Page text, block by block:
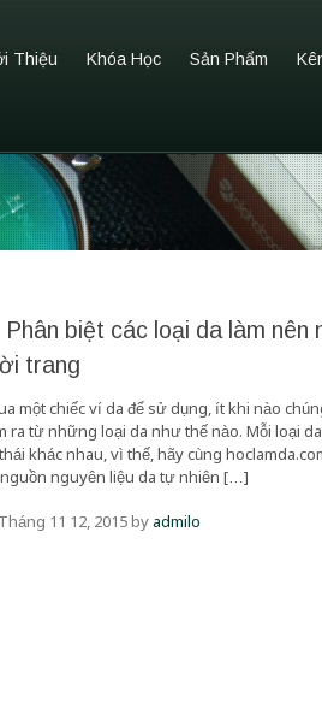
Thiệu Khóa Học Sản Phẩm
biệt các loại da làm nên
trang
một chiếc ví da để sử dụng, ít khi nào
ra từ những loại da như thế nào. Mỗi loại
khác nhau, vì thế, hãy cùng
nguyên liệu da tự nhiên […]
Tháng 11 12, 2015byadmilo